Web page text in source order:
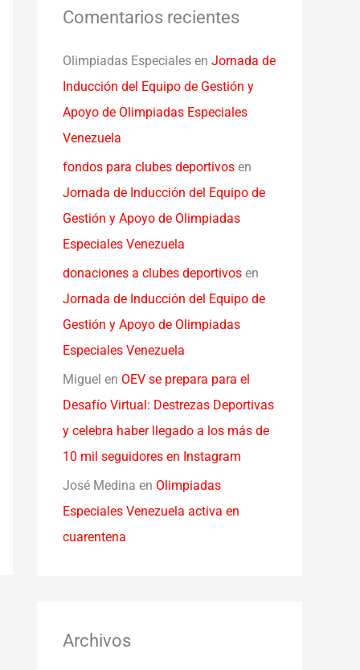
Comentarios recientes
Olimpiadas Especiales en Jornada de
Inducción del Equipo de Gestión y
Apoyo de Olimpiadas Especiales
Venezuela
fondos para clubes deportivos en
Jornada de Inducción del Equipo de
Gestión y Apoyo de Olimpiadas
Especiales Venezuela
donaciones a clubes deportivos en
Jornada de Inducción del Equipo de
Gestión y Apoyo de Olimpiadas
Especiales Venezuela
Miguel en OEV se prepara para el
Desafío Virtual: Destrezas Deportivas
y celebra haber llegado a los más de
10 mil seguidores en Instagram
José Medina en Olimpiadas
Especiales Venezuela activa en
cuarentena
Archivos